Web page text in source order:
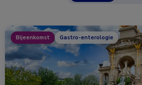
Bijeenkomst Gastro-enterologie